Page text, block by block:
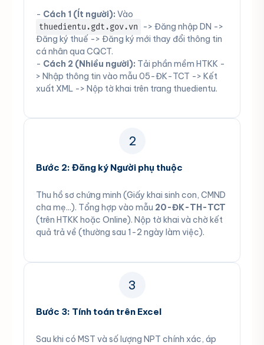
- Cách 1 (Ít người): Vào
thuedientu.gdt.gov.vn
-> Đăng nhập DN ->
Đăng ký thuế -> Đăng ký mới thay đổi thông tin
cá nhân qua CQCT.
- Cách 2 (Nhiều người): Tải phần mềm HTKK -
> Nhập thông tin vào mẫu 05-ĐK-TCT -> Kết
xuất XML -> Nộp tờ khai trên trang thuedientu.
2
Bước 2: Đăng ký Người phụ thuộc
Thu hồ sơ chứng minh (Giấy khai sinh con, CMND
cha mẹ...). Tổng hợp vào mẫu 20-ĐK-TH-TCT
(trên HTKK hoặc Online). Nộp tờ khai và chờ kết
quả trả về (thường sau 1-2 ngày làm việc).
3
Bước 3: Tính toán trên Excel
Sau khi có MST và số lượng NPT chính xác, áp